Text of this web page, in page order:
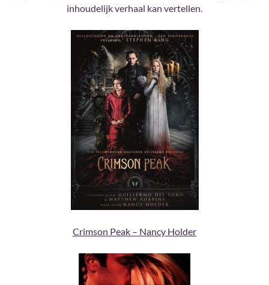
inhoudelijk verhaal kan vertellen.
Crimson Peak – Nancy Holder